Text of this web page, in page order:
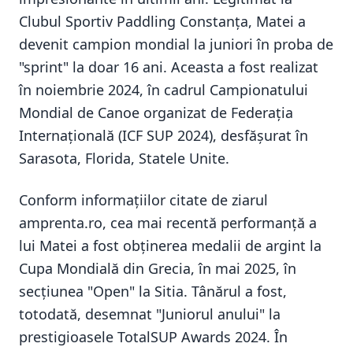
Clubul Sportiv Paddling Constanța, Matei a
devenit campion mondial la juniori în proba de
"sprint" la doar 16 ani. Aceasta a fost realizat
în noiembrie 2024, în cadrul Campionatului
Mondial de Canoe organizat de Federația
Internațională (ICF SUP 2024), desfășurat în
Sarasota, Florida, Statele Unite.
Conform informațiilor citate de ziarul
amprenta.ro, cea mai recentă performanță a
lui Matei a fost obținerea medalii de argint la
Cupa Mondială din Grecia, în mai 2025, în
secțiunea "Open" la Sitia. Tânărul a fost,
totodată, desemnat "Juniorul anului" la
prestigioasele TotalSUP Awards 2024. În